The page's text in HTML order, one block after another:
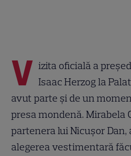
V izita oficială a
Isaac Herzog la
avut parte și de un
presa mondenă. Mirabela
partenera lui Nicușor
alegerea vestimentară